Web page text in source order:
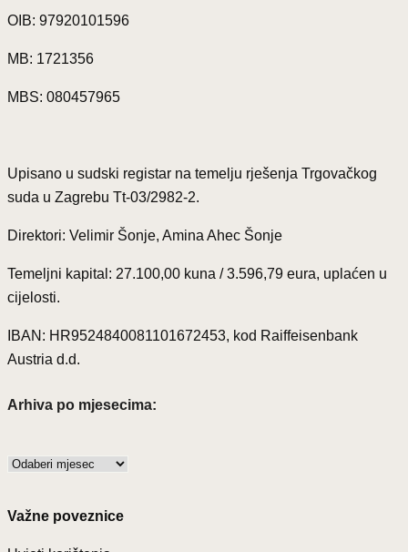
OIB: 97920101596
MB: 1721356
MBS: 080457965
Upisano u sudski registar na temelju rješenja Trgovačkog
suda u Zagrebu Tt-03/2982-2.
Direktori: Velimir Šonje, Amina Ahec Šonje
Temeljni kapital: 27.100,00 kuna / 3.596,79 eura, uplaćen u
cijelosti.
IBAN: HR9524840081101672453, kod Raiffeisenbank
Austria d.d.
Arhiva po mjesecima:
Arhiva
mjesecima:
Važne poveznice